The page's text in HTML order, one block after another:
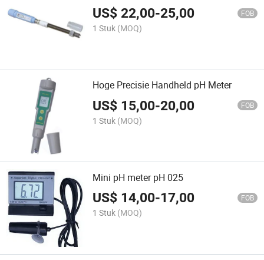
US$22,00-25,00 FOB
1 Stuk (MOQ)
Hoge Precisie Handheld pH Meter
US$ 15,00-20,00 FOB
1 Stuk (MOQ)
Mini pH meter pH 025
US$ 14,00-17,00 FOB
1 Stuk (MOQ)